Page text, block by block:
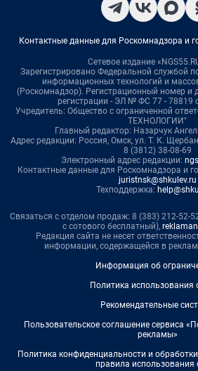
Контактные данные для Роскомнадзора и
Сетевое издание
Зарегистрировано Федеральной службой
информационных технологий и
(Роскомнадзор). Регистрационный номер и
регистрации - ЭЛ № ФС 77 - 78819
Учредитель: Общество с ограниченной
ТЕХНОЛОГИИ"
Главный редактор: Назарчук
Адрес редакции: Россия, Омск, ул. Т. К.
8 (3812) 38-08-69
Электронный адрес редакции:
Контактные данные для Роскомнадзора и
juristnsk@shkulev.ru
Техподдержка:
Связаться с отделом продаж: 8 (383) 212-52-
с сотового бесплатный),
Редакция сайта не несет
информации, содержащейся в
Информация об
Политика использования
Рекомендательные
Пользовательское соглашение сервиса
рекламы»
Политика конфиденциальности и
правила использования